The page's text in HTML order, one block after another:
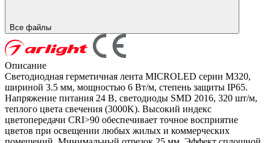
Все файлы
Описание
Светодиодная герметичная лента MICROLED серии M320,
шириной 3.5 мм, мощностью 6 Вт/м, степень защиты IP65.
Напряжение питания 24 В, светодиоды SMD 2016, 320 шт/м,
теплого цвета свечения (3000K). Высокий индекс
цветопередачи CRI>90 обеспечивает точное восприятие
цветов при освещении любых жилых и коммерческих